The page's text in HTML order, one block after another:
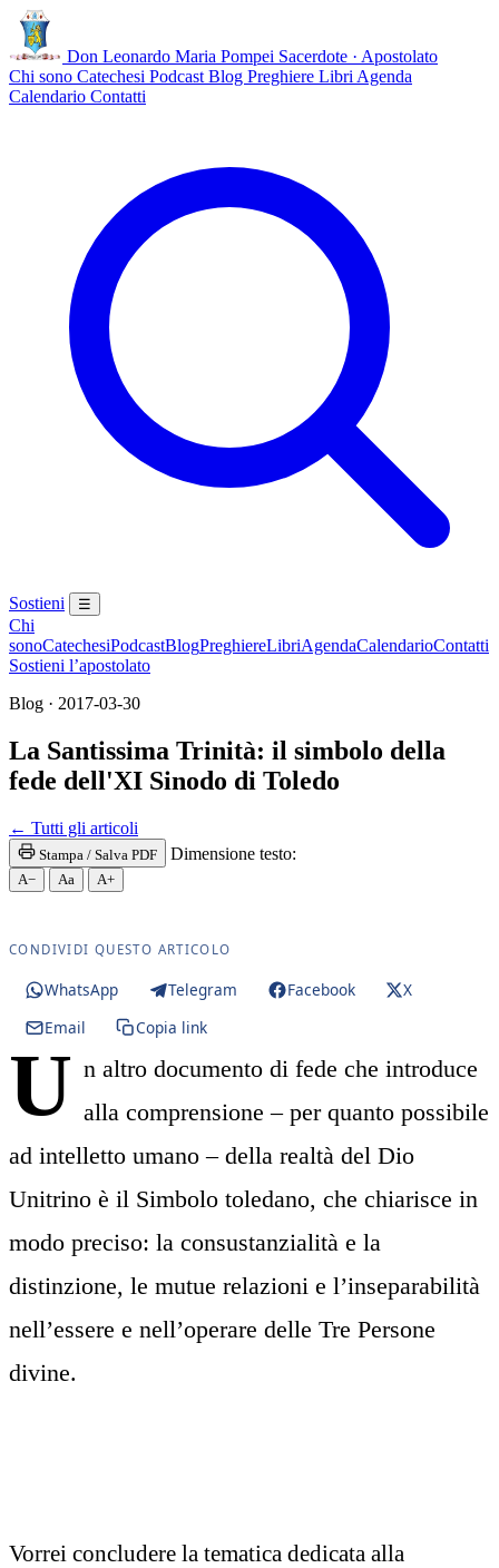
Don Leonardo Maria Pompei Sacerdote · Apostolato
Chi sono Catechesi Podcast Blog Preghiere Libri Agenda
Calendario Contatti
Sostieni ☰
Chi
sonoCatechesiPodcastBlogPreghiereLibriAgendaCalendarioContatti
Sostieni l’apostolato
Blog · 2017-03-30
La Santissima Trinità: il simbolo della
fede dell'XI Sinodo di Toledo
← Tutti gli articoli
Stampa / Salva PDF Dimensione testo:
A− Aa A+
CONDIVIDI QUESTO ARTICOLO
WhatsApp Telegram Facebook
X
Email
Copia link
U n altro documento di fede che introduce
alla comprensione – per quanto possibile
ad intelletto umano – della realtà del Dio
Unitrino è il Simbolo toledano, che chiarisce in
modo preciso: la consustanzialità e la
distinzione, le mutue relazioni e l’inseparabilità
nell’essere e nell’operare delle Tre Persone
divine.
Vorrei concludere la tematica dedicata alla